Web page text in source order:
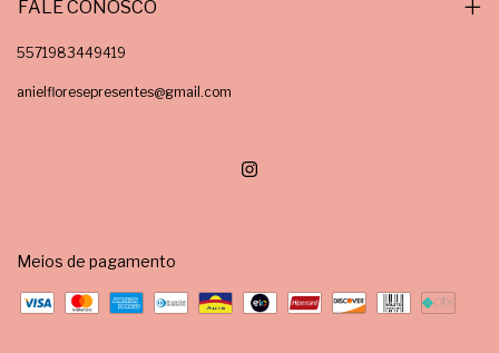
FALE CONOSCO
5571983449419
anielfloresepresentes@gmail.com
Meios de pagamento